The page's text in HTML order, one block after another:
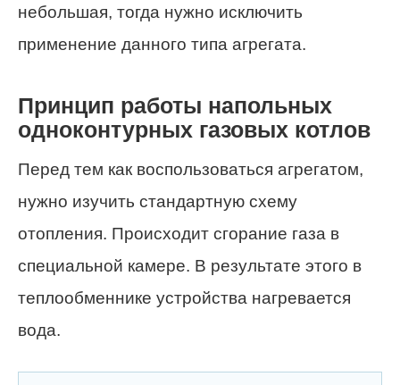
небольшая, тогда нужно исключить
применение данного типа агрегата.
Принцип работы напольных
одноконтурных газовых котлов
Перед тем как воспользоваться агрегатом,
нужно изучить стандартную схему
отопления. Происходит сгорание газа в
специальной камере. В результате этого в
теплообменнике устройства нагревается
вода.